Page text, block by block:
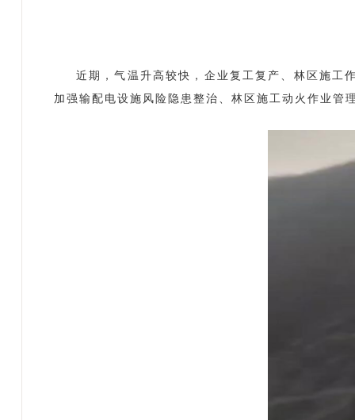
近期，气温升高较快，企业复工复产、林区施工
加强输配电设施风险隐患整治、林区施工动火作业管